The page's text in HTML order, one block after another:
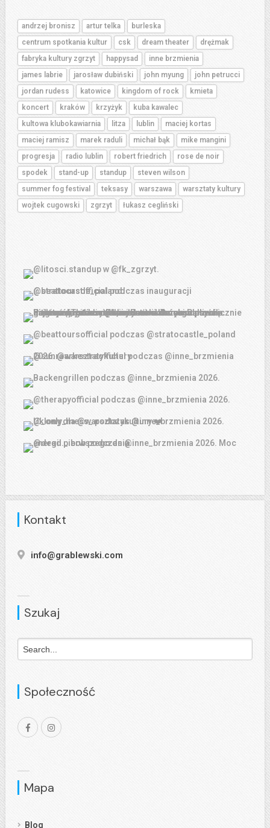
andrzej bronisz artur telka
burleska
centrum spotkania kultur
csk dream theater
drężmak
fabryka kultury zgrzyt
happysad
inne brzmienia
james labrie
jarosław dubiński john myung
john petrucci
jordan rudess
katowice kingdom of rock
kmieta
koncert
kraków krzyżyk
kuba kawalec
kultowa klubokawiarnia
litza lublin
maciej kortas
maciej ramisz
marek raduli michał bąk
mike mangini
progresja
radio lublin robert friedrich
rose de noir
spodek
stand-up standup
steven wilson
summer fog festival
teksasy warszawa
warsztaty kultury
wojtek cugowski
zgrzyt łukasz cegliński
Kontakt
info@grablewski.com
Szukaj
Społeczność
Mapa
Blog